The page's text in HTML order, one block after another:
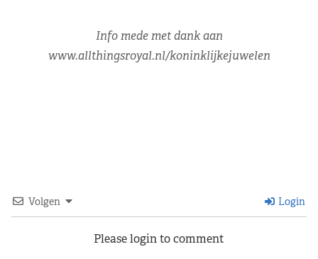
Info mede met dank aan
www.allthingsroyal.nl/koninklijkejuwelen
Volgen Login
Please login to comment